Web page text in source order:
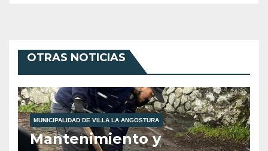
OTRAS NOTICIAS
MUNICIPALIDAD DE VILLA LA ANGOSTURA
Mantenimiento y